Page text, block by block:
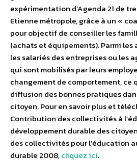
expérimentation d’Agenda 21 de
Etienne métropole, grâce à un «
pour objectif de conseiller les
(achats et équipements). Parmi
les salariés des entreprises ou les
qui sont mobilisés par leurs
changement de comportement, ce
diffusion des bonnes pratiques
citoyen. Pour en savoir plus et
Contribution des collectivités à
développement durable des
des collectivités pour l’éducation
durable 2008,cliquez ici.